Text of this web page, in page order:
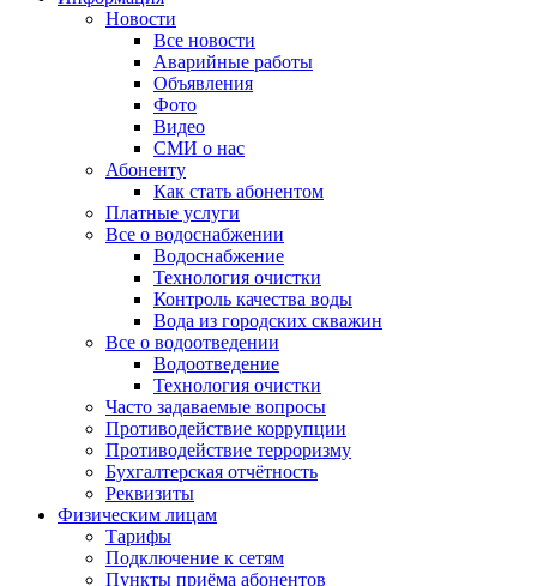
Новости
Все новости
Аварийные работы
Объявления
Фото
Видео
СМИ о нас
Абоненту
Как стать абонентом
Платные услуги
Все о водоснабжении
Водоснабжение
Технология очистки
Контроль качества воды
Вода из городских скважин
Все о водоотведении
Водоотведение
Технология очистки
Часто задаваемые вопросы
Противодействие коррупции
Противодействие терроризму
Бухгалтерская отчётность
Реквизиты
Физическим лицам
Тарифы
Подключение к сетям
Пункты приёма абонентов